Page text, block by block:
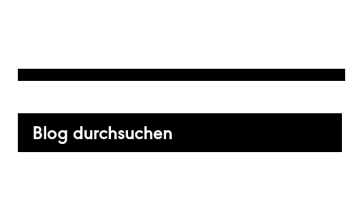
Primary
Sidebar
Blog
durchsuchen